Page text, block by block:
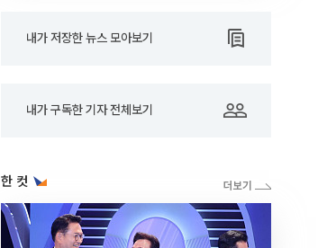
내가 저장한 뉴스 모아보기
내가 구독한 기자 전체보기
한 컷